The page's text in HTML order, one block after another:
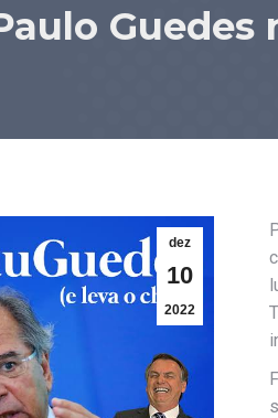
dez
10
2022